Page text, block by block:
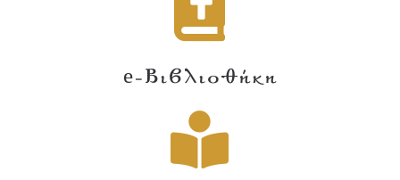
e-Βιβλιοθήκη